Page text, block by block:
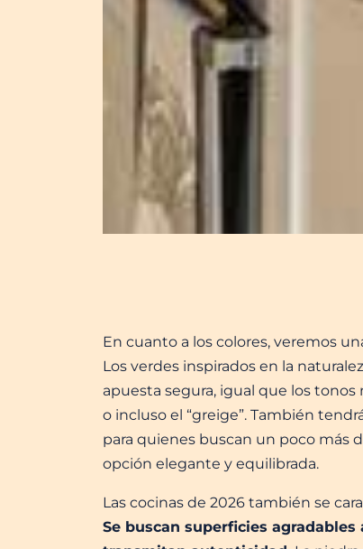
En cuanto a los colores, veremos
Los verdes inspirados en la
apuesta segura, igual que los
o incluso el “greige”. También
para quienes buscan un poco más
opción elegante y equilibrada.
Las cocinas de 2026 también se
Se buscan superficies